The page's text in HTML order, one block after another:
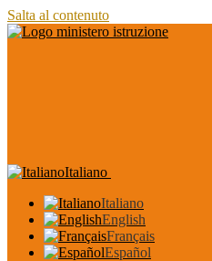
Salta al contenuto
Italiano
Italiano
English
Français
Español